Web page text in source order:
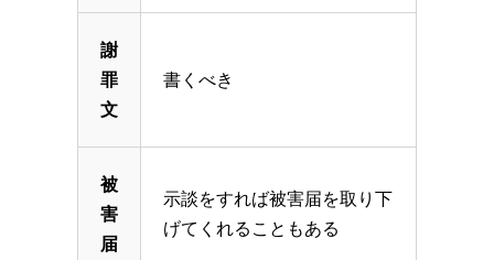
謝
罪
文
書くべき
被
害
届
示談をすれば被害届を取り下
げてくれることもある